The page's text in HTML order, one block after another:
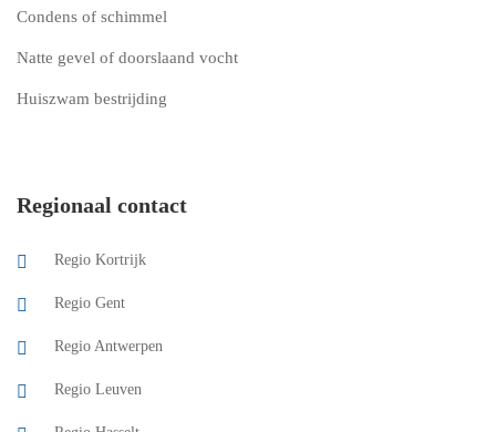
Condens of schimmel
Natte gevel of doorslaand vocht
Huiszwam bestrijding
Regionaal contact
Regio Kortrijk
Regio Gent
Regio Antwerpen
Regio Leuven